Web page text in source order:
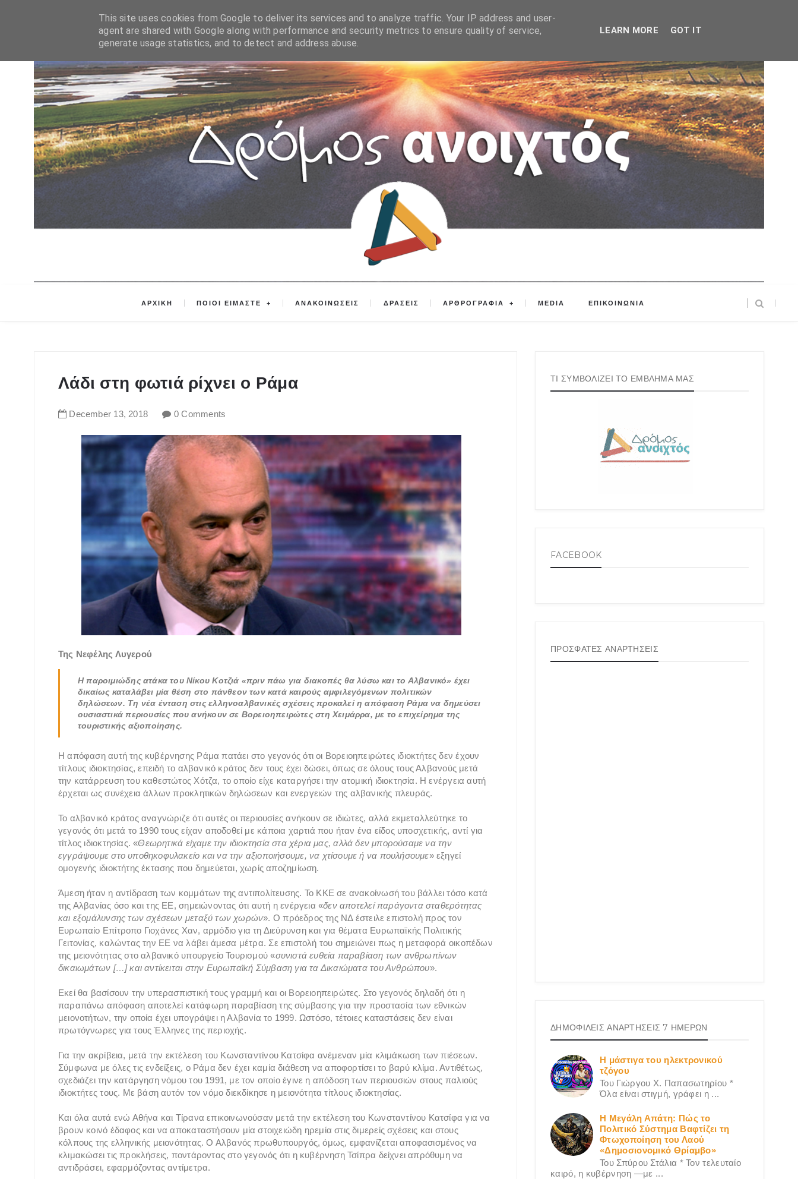
ΑΡΧΙΚΗ ΠΟΙΟΙ ΕΙΜΑΣΤΕ ΑΝΑΚΟΙΝΩΣΕΙΣ ΔΡΑΣΕΙΣ ΑΡΘΡΟΓΡΑΦΙΑ MEDIA ΕΠΙΚΟΙΝΩΝΙΑ
Λάδι στη φωτιά ρίχνει ο Ράμα
December 13, 2018 0 Comments
Της Νεφέλης Λυγερού
Η παροιμιώδης ατάκα του Νίκου Κοτζιά «πριν πάω για διακοπές θα λύσω και το Αλβανικό» έχει
δικαίως καταλάβει μία θέση στο πάνθεον των κατά καιρούς αμφιλεγόμενων πολιτικών
δηλώσεων. Τη νέα ένταση στις ελληνοαλβανικές σχέσεις προκαλεί η απόφαση Ράμα να δημεύσει
ουσιαστικά περιουσίες που ανήκουν σε Βορειοηπειρώτες στη Χειμάρρα, με το επιχείρημα της
τουριστικής αξιοποίησης.
Η απόφαση αυτή της κυβέρνησης Ράμα πατάει στο γεγονός ότι οι Βορειοηπειρώτες ιδιοκτήτες δεν έχουν
τίτλους ιδιοκτησίας, επειδή το αλβανικό κράτος δεν τους έχει δώσει, όπως σε όλους τους Αλβανούς μετά
την κατάρρευση του καθεστώτος Χότζα, το οποίο είχε καταργήσει την ατομική ιδιοκτησία. Η ενέργεια αυτή
έρχεται ως συνέχεια άλλων προκλητικών δηλώσεων και ενεργειών της αλβανικής πλευράς.
Το αλβανικό κράτος αναγνώριζε ότι αυτές οι περιουσίες ανήκουν σε ιδιώτες, αλλά εκμεταλλεύτηκε το
γεγονός ότι μετά το 1990 τους είχαν αποδοθεί με κάποια χαρτιά που ήταν ένα είδος υποσχετικής, αντί για
τίτλος ιδιοκτησίας. «Θεωρητικά είχαμε την ιδιοκτησία στα χέρια μας, αλλά δεν μπορούσαμε να την
εγγράψουμε στο υποθηκοφυλακείο και να την αξιοποιήσουμε, να χτίσουμε ή να πουλήσουμε» εξηγεί
ομογενής ιδιοκτήτης έκτασης που δημεύεται, χωρίς αποζημίωση.
Άμεση ήταν η αντίδραση των κομμάτων της αντιπολίτευσης. Το ΚΚΕ σε ανακοίνωσή του βάλλει τόσο κατά
της Αλβανίας όσο και της ΕΕ, σημειώνοντας ότι αυτή η ενέργεια «δεν αποτελεί παράγοντα σταθερότητας
και εξομάλυνσης των σχέσεων μεταξύ των χωρών». Ο πρόεδρος της ΝΔ έστειλε επιστολή προς τον
Ευρωπαίο Επίτροπο Γιοχάνες Χαν, αρμόδιο για τη Διεύρυνση και για θέματα Ευρωπαϊκής Πολιτικής
Γειτονίας, καλώντας την ΕΕ να λάβει άμεσα μέτρα. Σε επιστολή του σημειώνει πως η μεταφορά οικοπέδων
της μειονότητας στο αλβανικό υπουργείο Τουρισμού «συνιστά ευθεία παραβίαση των ανθρωπίνων
δικαιωμάτων […] και αντίκειται στην Ευρωπαϊκή Σύμβαση για τα Δικαιώματα του Ανθρώπου».
Εκεί θα βασίσουν την υπερασπιστική τους γραμμή και οι Βορειοηπειρώτες. Στο γεγονός δηλαδή ότι η
παραπάνω απόφαση αποτελεί κατάφωρη παραβίαση της σύμβασης για την προστασία των εθνικών
μειονοτήτων, την οποία έχει υπογράψει η Αλβανία το 1999. Ωστόσο, τέτοιες καταστάσεις δεν είναι
πρωτόγνωρες για τους Έλληνες της περιοχής.
Για την ακρίβεια, μετά την εκτέλεση του Κωνσταντίνου Κατσίφα ανέμεναν μία κλιμάκωση των πιέσεων.
Σύμφωνα με όλες τις ενδείξεις, ο Ράμα δεν έχει καμία διάθεση να αποφορτίσει το βαρύ κλίμα. Αντιθέτως,
σχεδιάζει την κατάργηση νόμου του 1991, με τον οποίο έγινε η απόδοση των περιουσιών στους παλιούς
ιδιοκτήτες τους. Mε βάση αυτόν τον νόμο διεκδίκησε η μειονότητα τίτλους ιδιοκτησίας.
Και όλα αυτά ενώ Αθήνα και Τίρανα επικοινωνούσαν μετά την εκτέλεση του Κωνσταντίνου Κατσίφα για να
βρουν κοινό έδαφος και να αποκαταστήσουν μία στοιχειώδη ηρεμία στις διμερείς σχέσεις και στους
κόλπους της ελληνικής μειονότητας. Ο Αλβανός πρωθυπουργός, όμως, εμφανίζεται αποφασισμένος να
κλιμακώσει τις προκλήσεις, ποντάροντας στο γεγονός ότι η κυβέρνηση Τσίπρα δείχνει απρόθυμη να
αντιδράσει, εφαρμόζοντας αντίμετρα.
ΤΙ ΣΥΜΒΟΛΙΖΕΙ ΤΟ ΕΜΒΛΗΜΑ ΜΑΣ
FACEBOOK
ΠΡΟΣΦΑΤΕΣ ΑΝΑΡΤΗΣΕΙΣ
ΔΗΜΟΦΙΛΕΙΣ ΑΝΑΡΤΗΣΕΙΣ 7 ΗΜΕΡΩΝ
Η μάστιγα του ηλεκτρονικού
τζόγου
Του Γιώργου X. Παπασωτηρίου *
Όλα είναι στιγμή, γράφει η ...
Η Μεγάλη Απάτη: Πώς το
Πολιτικό Σύστημα Βαφτίζει τη
Φτωχοποίηση του Λαού
«Δημοσιονομικό Θρίαμβο»
Του Σπύρου Στάλια * Τον τελευταίο
καιρό, η κυβέρνηση —με ...
This site uses cookies from Google to deliver its services and to analyze traffic. Your IP address and user-
agent are shared with Google along with performance and security metrics to ensure quality of service,
generate usage statistics, and to detect and address abuse.
LEARN MORE GOT IT